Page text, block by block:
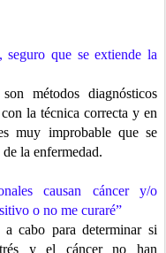
que se extiende la
métodos diagnósticos
la técnica correcta y en
muy improbable que se
la enfermedad.
causan cáncer y/o
o no me curaré”
cabo para determinar si
y el cáncer no han